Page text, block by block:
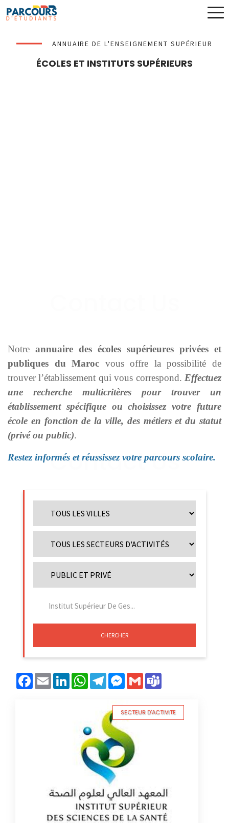
ANNUAIRE DE L'ENSEIGNEMENT SUPÉRIEUR
ÉCOLES ET INSTITUTS SUPÉRIEURS
Notre annuaire des écoles supérieures privées et
publiques du Maroc vous offre la possibilité de
trouver l’établissement qui vous correspond. Effectuez
une recherche multicritères pour trouver un
établissement spécifique ou choisissez votre future
école en fonction de la ville, des métiers et du statut
(privé ou public).
Restez informés et réussissez votre parcours scolaire.
CHERCHER
Facebook
Email LinkedInWhatsAppTelegramMessenger
Gmail
SECTEUR D'ACTIVITE